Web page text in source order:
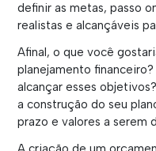
definir as metas, passo
realistas e alcançáveis
Afinal, o que você
planejamento
alcançar esses
a construção do seu
prazo e valores a serem